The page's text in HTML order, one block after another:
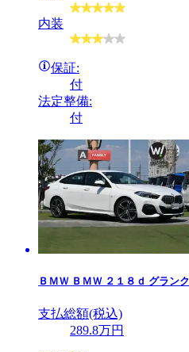
内装
保証:
付
法定整備:
付
ＢＭＷ ＢＭＷ ２１８ｄ グラン
支払総額(税込)
289.8万円